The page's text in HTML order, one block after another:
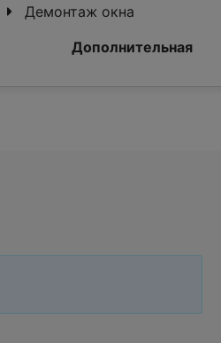
Демонтаж окна
Дополнительная